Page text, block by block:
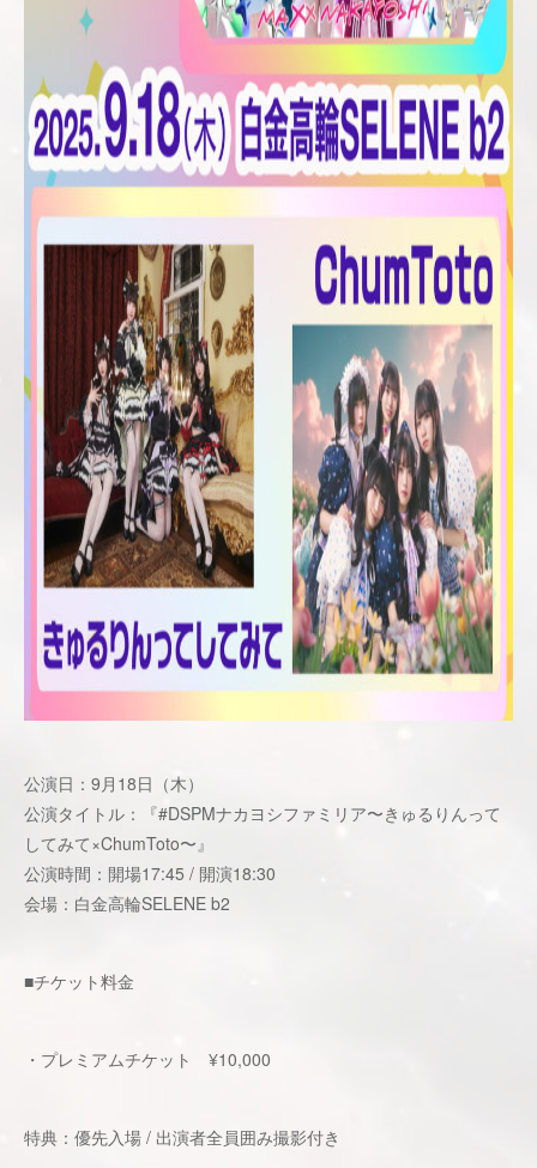
公演日：9月18日（木）
公演タイトル：『#DSPMナカヨシファミリア〜きゅるりんって
してみて×ChumToto〜』
公演時間：開場17:45 / 開演18:30
会場：白金高輪SELENE b2
■チケット料金
・プレミアムチケット ¥10,000
特典：優先入場 / 出演者全員囲み撮影付き